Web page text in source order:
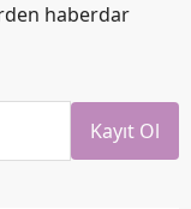
haberdar
Kayıt Ol